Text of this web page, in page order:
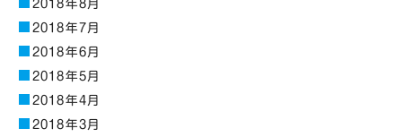
2018年8月
2018年7月
2018年6月
2018年5月
2018年4月
2018年3月